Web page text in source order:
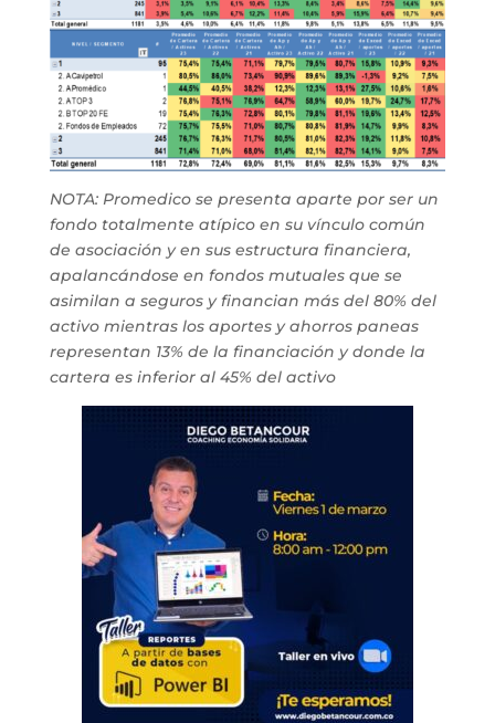
NOTA: Promedico se presenta aparte por ser un
fondo totalmente atípico en su vínculo común
de asociación y en sus estructura financiera,
apalancándose en fondos mutuales que se
asimilan a seguros y financian más del 80% del
activo mientras los aportes y ahorros paneas
representan 13% de la financiación y donde la
cartera es inferior al 45% del activo